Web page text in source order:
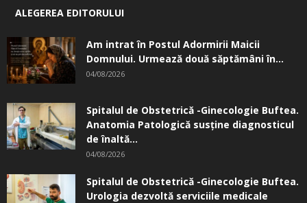
ALEGEREA EDITORULUI
Am intrat în Postul Adormirii Maicii
Domnului. Urmează două săptămâni în...
04/08/2026
Spitalul de Obstetrică -Ginecologie Buftea.
Anatomia Patologică susţine diagnosticul
de înaltă...
04/08/2026
Spitalul de Obstetrică -Ginecologie Buftea.
Urologia dezvoltă serviciile medicale